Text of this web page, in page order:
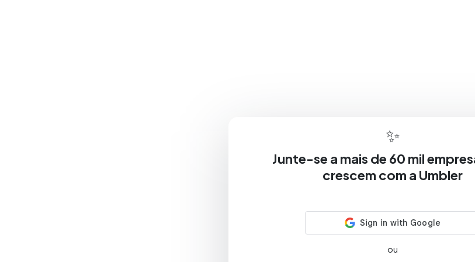
✨
Junte-se a mais de 60 mil
crescem com a Umbler
ou